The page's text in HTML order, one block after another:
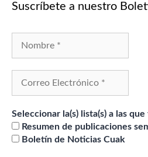
Suscríbete a nuestro
Seleccionar la(s) lista(s) a las
Resumen de publicaciones
Boletín de Noticias Cuak